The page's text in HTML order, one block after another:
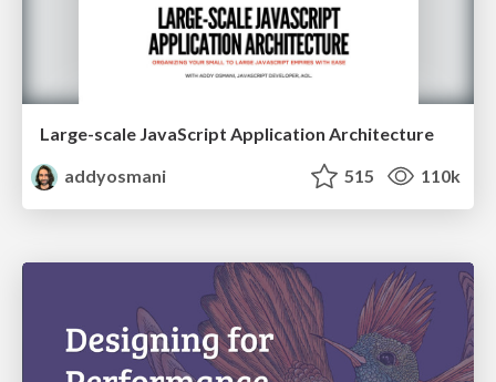
Large-scale JavaScript Application Architecture
addyosmani
515 110k